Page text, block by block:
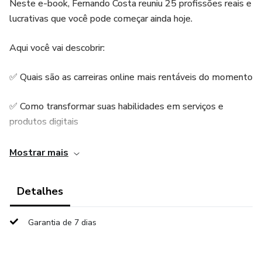
Neste e-book, Fernando Costa reuniu 25 profissões reais e
lucrativas que você pode começar ainda hoje.
Aqui você vai descobrir:
✅ Quais são as carreiras online mais rentáveis do momento
✅ Como transformar suas habilidades em serviços e
produtos digitais
✅ Ferramentas e estratégias essenciais para iniciar do zero
mundo
✅ O passo a passo para construir sua independência
Mostrar mais
Detalhes
Garantia de 7 dias